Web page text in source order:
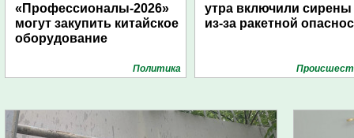
«Профессионалы-2026»
могут закупить китайское
оборудование
Политика
утра включили сирены
из-за ракетной